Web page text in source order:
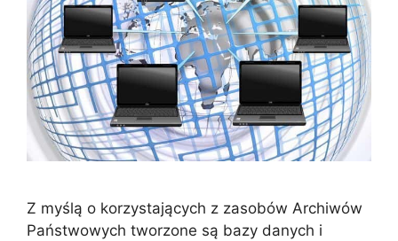
Z myślą o korzystających z zasobów Archiwów
Państwowych tworzone są bazy danych i